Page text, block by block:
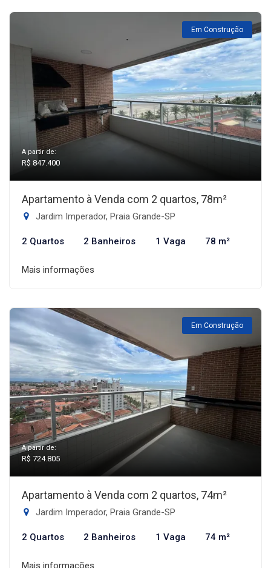
Em Construção
A partir de:
R$ 847.400
Apartamento à Venda com 2 quartos, 78m²
Jardim Imperador, Praia Grande-SP
2 Quartos 2 Banheiros 1 Vaga 78 m²
Mais informações
Em Construção
A partir de:
R$ 724.805
Apartamento à Venda com 2 quartos, 74m²
Jardim Imperador, Praia Grande-SP
2 Quartos 2 Banheiros 1 Vaga 74 m²
Mais informações